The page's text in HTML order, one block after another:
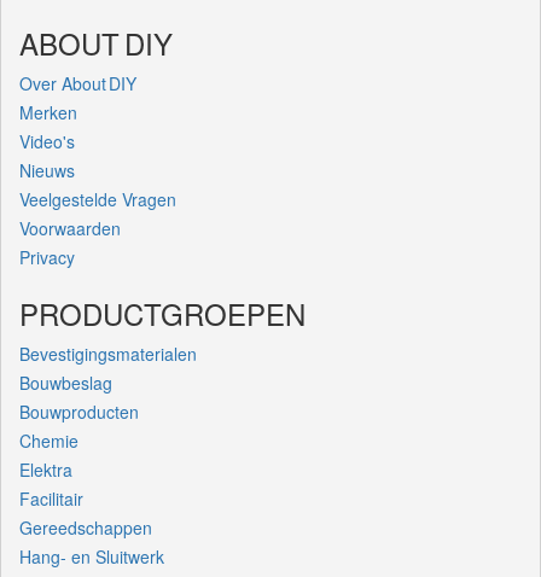
ABOUT DIY
Over About DIY
Merken
Video's
Nieuws
Veelgestelde Vragen
Voorwaarden
Privacy
PRODUCTGROEPEN
Bevestigingsmaterialen
Bouwbeslag
Bouwproducten
Chemie
Elektra
Facilitair
Gereedschappen
Hang- en Sluitwerk